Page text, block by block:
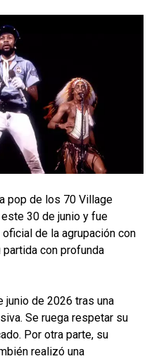
pop de los 70 Village
30 de junio y fue
de la agrupación con
con profunda
de 2026 tras una
Se ruega respetar su
Por otra parte, su
realizó una